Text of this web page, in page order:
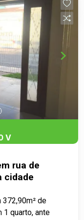
V
rua de
cidade
de
1 quarto, ante